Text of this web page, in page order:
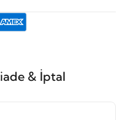
iade & İptal